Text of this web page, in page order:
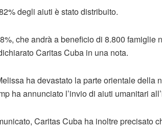
degli aiuti è stato distribuito.
che andrà a beneficio di 8.800
Caritas Cuba in una nota.
ha devastato la parte orientale
ha annunciato l’invio di aiuti umanitari
Caritas Cuba ha inoltre precisato